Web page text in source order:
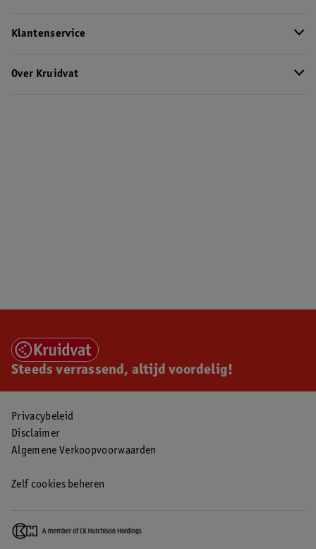
Klantenservice
Over Kruidvat
Steeds verrassend, altijd voordelig!
Privacybeleid
Disclaimer
Algemene Verkoopvoorwaarden
Zelf cookies beheren